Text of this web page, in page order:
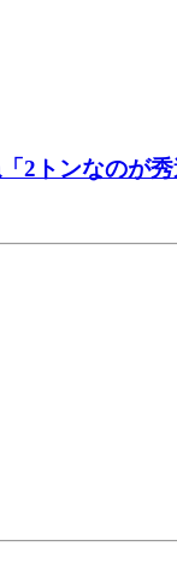
2トンなのが